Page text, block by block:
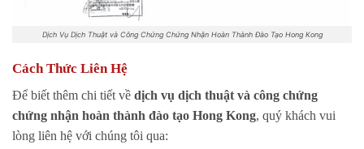
Dịch Vụ Dịch Thuật và Công Chứng Chứng Nhận Hoàn Thành Đào Tạo Hong Kong
Cách Thức Liên Hệ
Để biết thêm chi tiết về dịch vụ dịch thuật và công chứng
chứng nhận hoàn thành đào tạo Hong Kong, quý khách vui
lòng liên hệ với chúng tôi qua: